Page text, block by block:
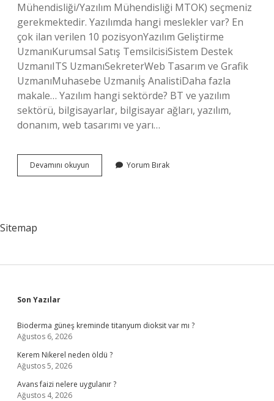
Mühendisliği/Yazılım Mühendisliği MTOK) seçmeniz
gerekmektedir. Yazılımda hangi meslekler var? En
çok ilan verilen 10 pozisyonYazılım Geliştirme
UzmanıKurumsal Satış TemsilcisiSistem Destek
UzmanıITS UzmanıSekreterWeb Tasarım ve Grafik
UzmanıMuhasebe Uzmanıİş AnalistiDaha fazla
makale… Yazılım hangi sektörde? BT ve yazılım
sektörü, bilgisayarlar, bilgisayar ağları, yazılım,
donanım, web tasarımı ve yarı…
Devamını okuyun Yazılımcı
Hangi
Yorum Bırak
Sitemap
Sidebar
Son Yazılar
Bioderma güneş kreminde titanyum dioksit var mı ?
Ağustos 6, 2026
Kerem Nikerel neden öldü ?
Ağustos 5, 2026
Avans faizi nelere uygulanır ?
Ağustos 4, 2026